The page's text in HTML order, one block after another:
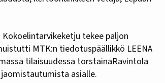
tekee paljon
MTK:n tiedotuspäällikkö LEENA
tilaisuudessa torstainaRavintola
asialle.